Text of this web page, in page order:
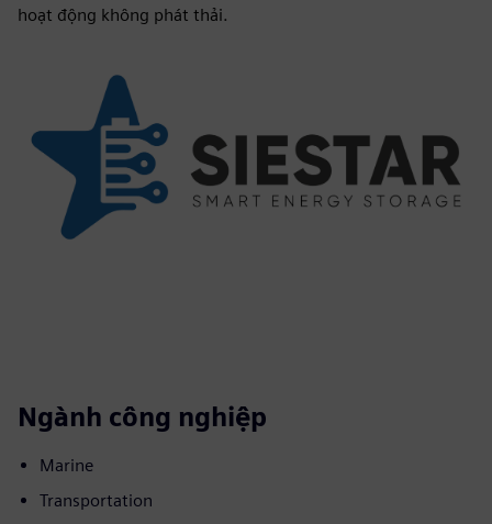
hoạt động không phát thải.
Ngành công nghiệp
Marine
Transportation